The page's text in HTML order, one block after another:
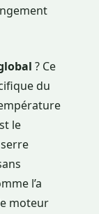
? Ce
du
le
l’a
moteur